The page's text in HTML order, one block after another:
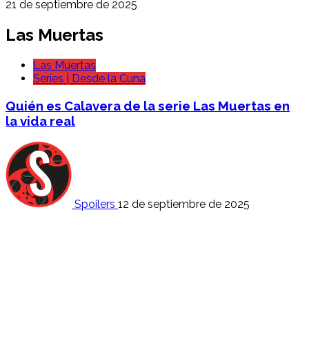
21 de septiembre de 2025
Las Muertas
Las Muertas
Series | Desde la Cuna
Quién es Calavera de la serie Las Muertas en
la vida real
Spoilers 12 de septiembre de 2025